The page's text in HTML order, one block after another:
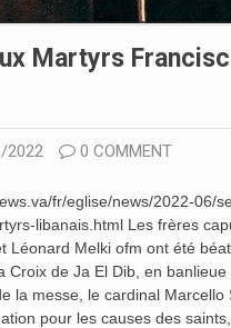
Martyrs
2022 0 COMMENT
fr/eglise/news/2022-06/
libanais.html Les frères
Léonard Melki ofm ont été
Croix de Ja El Dib, en banlieue
la messe, le cardinal Marcello
pour les causes des